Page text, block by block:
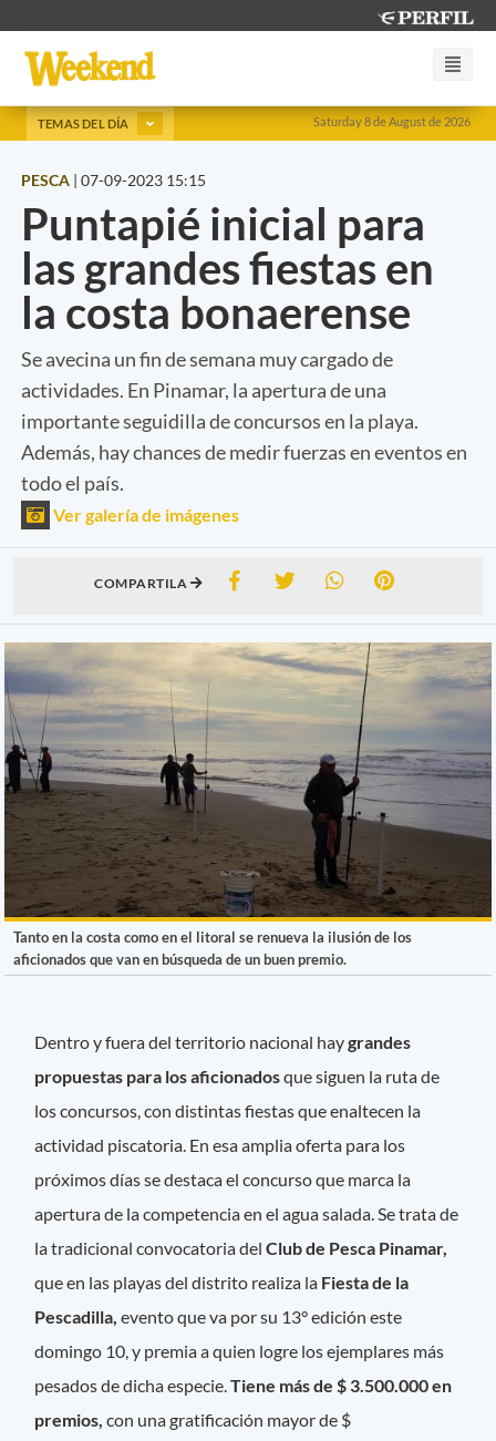
Saturday 8 de August de 2026
TEMAS DEL DÍA
PESCA | 07-09-2023 15:15
Puntapié inicial para
las grandes fiestas en
la costa bonaerense
Se avecina un fin de semana muy cargado de
actividades. En Pinamar, la apertura de una
importante seguidilla de concursos en la playa.
Además, hay chances de medir fuerzas en eventos en
todo el país.
Ver galería de imágenes
COMPARTILA
Tanto en la costa como en el litoral se renueva la ilusión de los
aficionados que van en búsqueda de un buen premio.
Dentro y fuera del territorio nacional haygrandes
propuestas para los aficionadosque siguen la ruta de
los concursos, con distintas fiestas que enaltecen la
actividad piscatoria. En esa amplia oferta para los
próximos días se destaca el concurso que marca la
apertura de la competencia en el agua salada. Se trata de
la tradicional convocatoria delClub de Pesca Pinamar,
que en las playas del distrito realiza la Fiesta de la
Pescadilla,evento que va por su 13° edición este
domingo 10, y premia a quien logre los ejemplares más
pesados de dicha especie.Tiene más de $ 3.500.000 en
premios, con una gratificación mayor de $